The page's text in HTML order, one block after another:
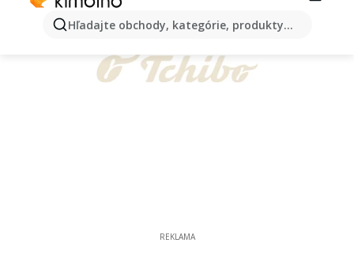
Hľadajte obchody, kategórie, produkty...
REKLAMA